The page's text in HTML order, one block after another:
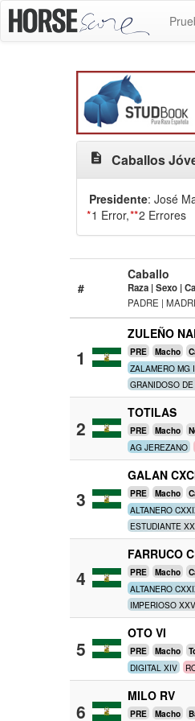
description Caballos
Presidente: José
*1 Error,**2 Errores
#
Caballo
Raza | Sexo |
PADRE |
1
ZULEÑO
PRE Macho
ZALAMERO MG
GRANIDOSO
2
TOTILAS
PRE Macho
AG JEREZANO
3
GALAN
PRE Macho
ALTANERO
ESTUDIANTE
4
FARRUCO
PRE Macho
ALTANERO
IMPERIOSO
5
OTO VI
PRE Macho
DIGITAL XIV
6
MILO RV
PRE Macho